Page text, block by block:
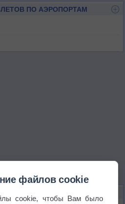
ПО АЭРОПОРТАМ
файлов cookie
cookie, чтобы Вам было